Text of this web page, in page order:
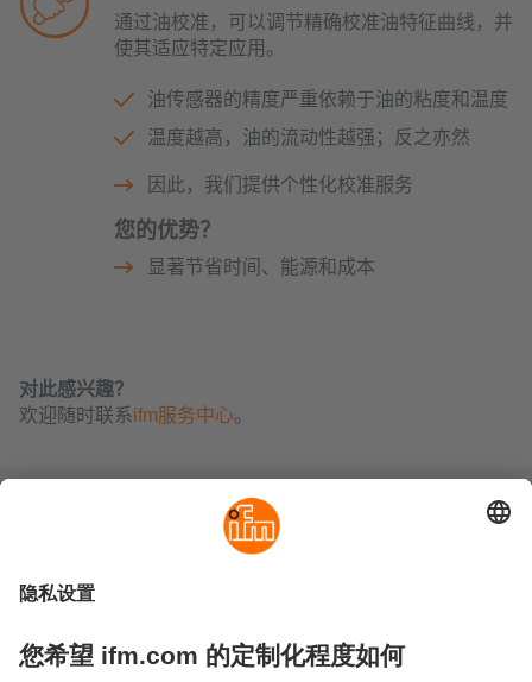
通过油校准，可以调节精确校准油特征曲线，并
使其适应特定应用。
油传感器的精度严重依赖于油的粘度和温度
温度越高，油的流动性越强；反之亦然
因此，我们提供个性化校准服务
您的优势？
显著节省时间、能源和成本
对此感兴趣？
欢迎随时联系ifm服务中心。
地点 (EN)
隐私政策
易福门电子(上海)有限公司
上海市浦东新区